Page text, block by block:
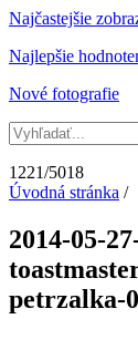
Najčastejšie
Najlepšie
Nové fotografie
1221/5018
Úvodná stránka /
2014-05-
petrzalka-